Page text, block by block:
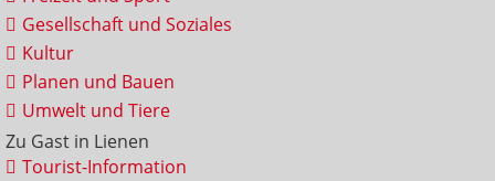
Gesellschaft und Soziales
Kultur
Planen und Bauen
Umwelt und Tiere
Zu Gast in Lienen
Tourist-Information